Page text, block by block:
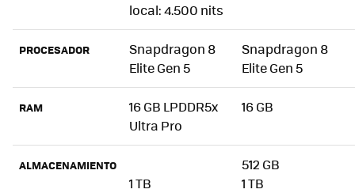
local: 4.500 nits
PROCESADOR
Snapdragon 8
Elite Gen 5
Snapdragon 8
Elite Gen 5
RAM
16 GB LPDDR5x
Ultra Pro
16 GB
ALMACENAMIENTO
1 TB
512 GB
1 TB